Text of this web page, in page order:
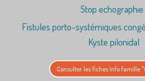
Stop echographie
Fistules porto-systémiques
Kyste pilonidal
Consulter les fiches Info famille